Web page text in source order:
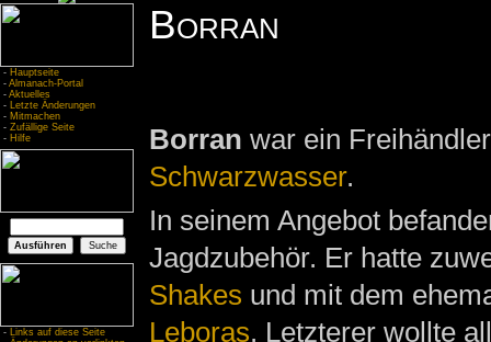
- Hauptseite
- Almanach-Portal
- Aktuelles
- Letzte Änderungen
- Mitmachen
- Zufällige Seite
- Hilfe
- Links auf diese Seite
Borran
Borran war ein
Schwarzwasser.
In seinem Angebot
Jagdzubehör. Er hatte
Shakes und mit dem
Leboras. Letzterer wollte